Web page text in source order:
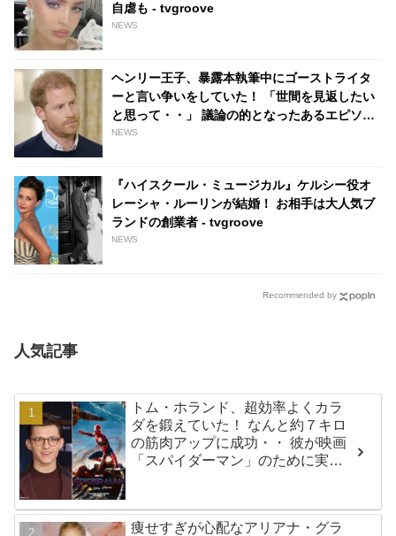
自虐も - tvgroove
NEWS
ヘンリー王子、暴露本執筆中にゴーストライタ
ーと言い争いをしていた！ 「世間を見返したい
と思って・・」 議論の的となったあるエピソー
ドとは - tvgroove
NEWS
『ハイスクール・ミュージカル』ケルシー役オ
レーシャ・ルーリンが結婚！ お相手は大人気ブ
ランドの創業者 - tvgroove
NEWS
Recommended by
人気記事
トム・ホランド、超効率よくカラ
ダを鍛えていた！ なんと約７キロ
の筋肉アップに成功・・ 彼が映画
「スパイダーマン」のために実践
痩せすぎが心配なアリアナ・グラ